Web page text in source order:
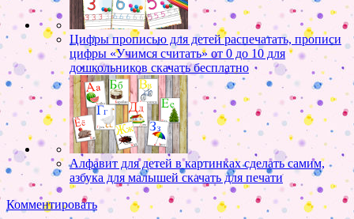
Цифры прописью для детей распечатать, прописи
цифры «Учимся считать» от 0 до 10 для
дошкольников скачать бесплатно
Алфавит для детей в картинках сделать самим,
азбука для малышей скачать для печати
Комментировать